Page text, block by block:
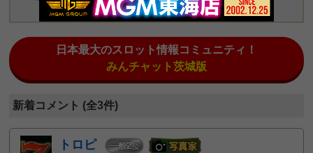
日本最大のスロット情報コミュニティ！
みんチャット茨城版
新着コメント (全3件)
トロピ 一般2位